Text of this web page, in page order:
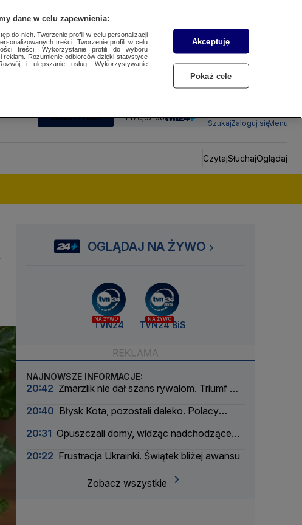
SUBSKRYBUJ Przejdź do
SzukajZaloguj sięMenu
CzytajSłuchajOglądaj
OGLĄDAJ NA ŻYWO
NA ŻYWO
TVN24
NA ŻYWO
TVN24 BiS
NAJNOWSZE INFORMACJE:
20:42 Zmarzlik nie dał szans rywalom. Triumf w
20:40 Błysk Kota, pozostali daleko. Polacy
20:31 Opuszczali domy, widząc nadchodzące
20:22 Frustracja Ukrainki. Świątek bliżej awansu
Zobacz wszystkie
dane w celu zapewnienia:
do nich. Tworzenie profili w celu personalizacji
treści. Tworzenie profili w celu
treści. Wykorzystanie profili do wyboru
Rozumienie odbiorców dzięki statystyce
i ulepszanie usług. Wykorzystywanie
Akceptuję
Pokaż cele